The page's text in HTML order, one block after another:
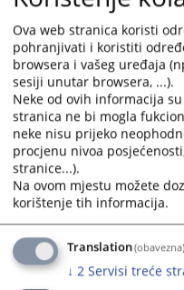
Press
the
question
mark
key
to
get
the
keyboard
shortcuts
for
changing
dates.
to
Kazneni nalog,
oružja ili bitnih dijelova za
oružju i streljivu u HNŽ,
Kazneni nalog, Nasilje u
Ova web stranica koristi
pohranjivati i koristiti
browsera i vašeg uređaja
sesiji unutar browsera, ...).
Neke od ovih informacija
stranica ne bi mogla
neke nisu prijeko
procjenu nivoa
stranice...).
Na ovom mjestu možete
korištenje tih informacija.
Translation(obavezna)
↓ 2 Servisi treće